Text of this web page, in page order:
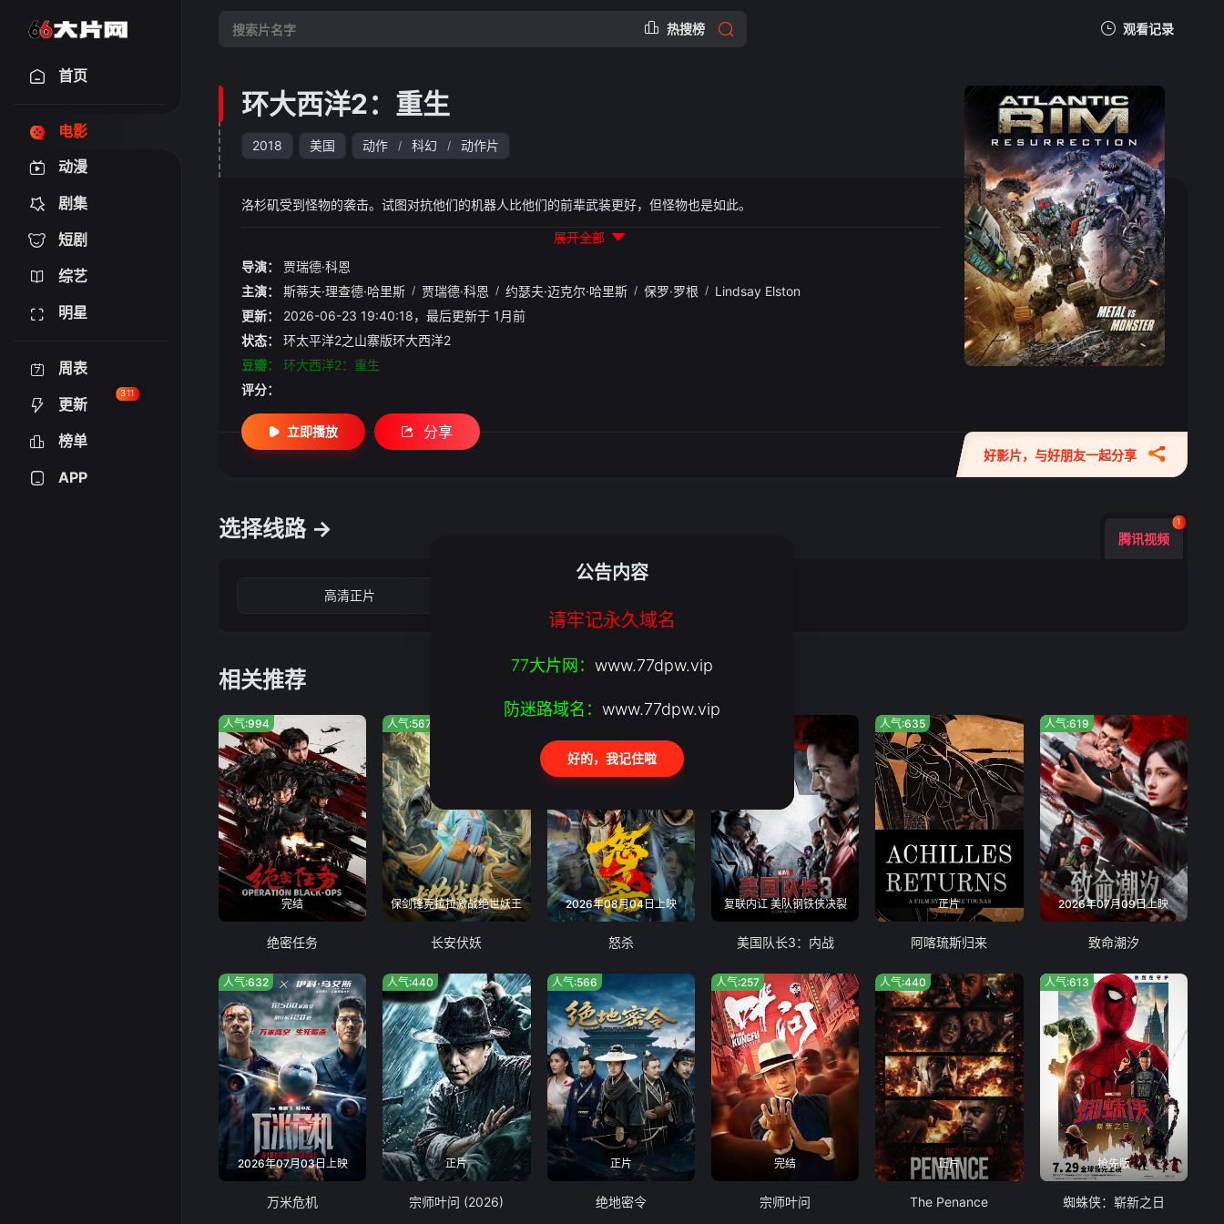
热搜榜 观看记录
暂无观看影片的记录
首页
电影
动漫
剧集
短剧
综艺
明星
周表
更新
311
榜单
APP
环大西洋2：重生
2018 美国 动作 / 科幻 / 动作片
洛杉矶受到怪物的袭击。试图对抗他们的机器人比他们的前辈武装更好，但怪物也是如此。
展开全部
导演：
贾瑞德·科恩
主演：
斯蒂夫·理查德·哈里斯 / 贾瑞德·科恩 / 约瑟夫·迈克尔·哈里斯 / 保罗·罗根 / Lindsay Elston
更新：
2026-06-23 19:40:18，最后更新于 1月前
状态：
环太平洋2之山寨版环大西洋2
豆瓣：
环大西洋2：重生
评分：
好影片，与好朋友一起分享
立即播放 分享
选择线路 → 腾讯视频
1
高清正片
相关推荐
完结
人气:994
绝密任务
保剑锋克拉拉激战绝世妖王
人气:567
长安伏妖
2026年08月04日上映
怒杀
复联内讧 美队钢铁侠决裂
美国队长3：内战
正片
人气:635
阿喀琉斯归来
2026年07月09日上映
人气:619
致命潮汐
2026年07月03日上映
人气:632
万米危机
正片
人气:440
宗师叶问 (2026)
正片
人气:566
绝地密令
完结
人气:257
宗师叶问
正片
人气:440
The Penance
抢先版
人气:613
蜘蛛侠：崭新之日
公告内容
请牢记永久域名
77大片网： www.77dpw.vip
防迷路域名： www.77dpw.vip
好的，我记住啦